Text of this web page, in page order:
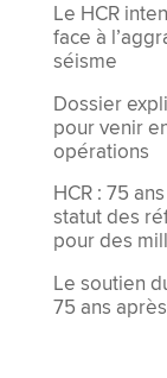
Le HCR
face à
séisme
Dossier
pour venir
opérations
HCR : 75
statut des
pour des
Le soutien
75 ans